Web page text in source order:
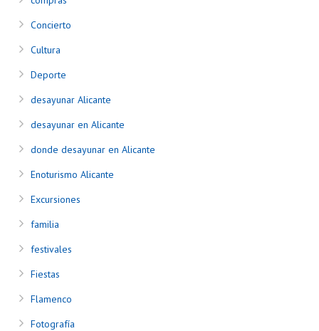
Concierto
Cultura
Deporte
desayunar Alicante
desayunar en Alicante
donde desayunar en Alicante
Enoturismo Alicante
Excursiones
familia
festivales
Fiestas
Flamenco
Fotografía